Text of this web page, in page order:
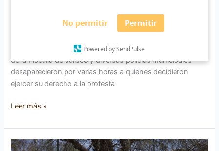
No permitir Permitir
Powered by SendPulse
A cinco años de que entre 80 y 100 jóvenes fueran
sabe de aquel 5 de junio de 2020, fecha en que elementos
de la Fiscalía de Jalisco y diversas policías municipales
desaparecieron por varias horas a quienes decidieron
ejercer su derecho a la protesta
Leer más »
Foto